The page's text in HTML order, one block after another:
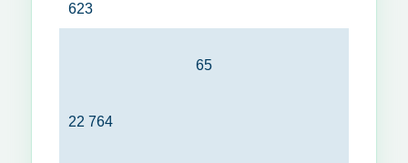
623
65
22 764